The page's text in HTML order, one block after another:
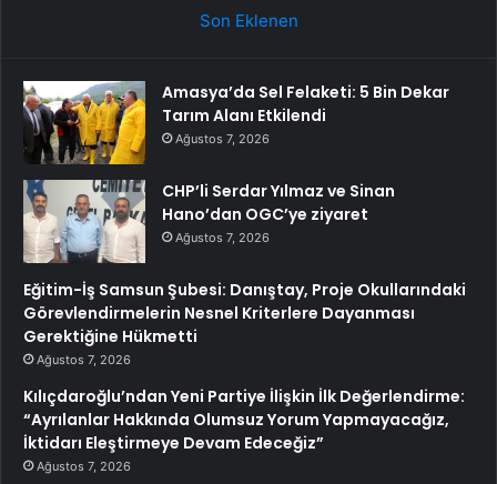
Son Eklenen
Amasya’da Sel Felaketi: 5 Bin Dekar
Tarım Alanı Etkilendi
Ağustos 7, 2026
CHP’li Serdar Yılmaz ve Sinan
Hano’dan OGC’ye ziyaret
Ağustos 7, 2026
Eğitim-İş Samsun Şubesi: Danıştay, Proje Okullarındaki
Görevlendirmelerin Nesnel Kriterlere Dayanması
Gerektiğine Hükmetti
Ağustos 7, 2026
Kılıçdaroğlu’ndan Yeni Partiye İlişkin İlk Değerlendirme:
“Ayrılanlar Hakkında Olumsuz Yorum Yapmayacağız,
İktidarı Eleştirmeye Devam Edeceğiz”
Ağustos 7, 2026